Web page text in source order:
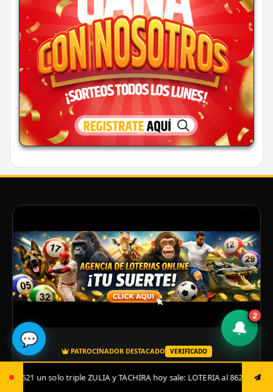
hoy sale: LOTERIA al 8621 luego envía ya: ANIMAL al 8621
PATROCINADOR DESTACADO VERIFICADO
Entra ya
🔔
2
💬